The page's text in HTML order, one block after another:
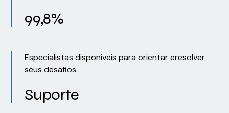
99,8%
Especialistas disponíveis para orientar eresolver
seus desafios.
Suporte